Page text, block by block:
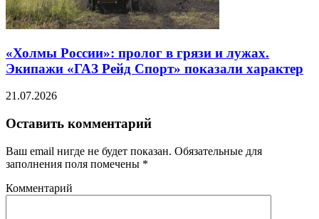
«Холмы России»: пролог в грязи и лужах.
Экипажи «ГАЗ Рейд Спорт» показали характер
21.07.2026
Оставить комментарий
Ваш email нигде не будет показан. Обязательные для
заполнения поля помечены *
Комментарий